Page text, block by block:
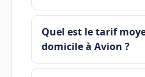
Quel est le tarif
domicile à Avion ?